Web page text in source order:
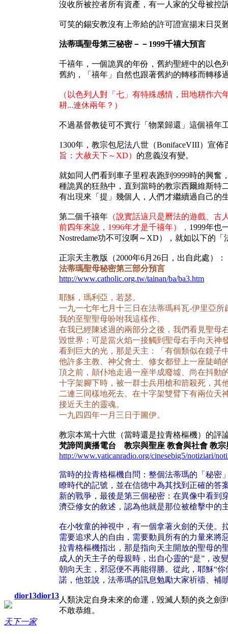
dior13dior13
天下一家
沒收所被控者所有資產，有一人家的父母被控
可笑的錫安教沒有上帝給的許可證宣揚末日災
法蒂瑪聖母第三秘密－－1999千禧大預言
千禧年，一個詭異的年份，舊約聖經中的以色
舊約，「禧年」自然也跟著舊約的轉移而轉移
（以色列人對「七」有特殊感情，田地耕作
耕...連休兩年？）
不過基督教徒可不實行「物業歸還」這個禧年
1300年，教宗包尼法八世（BonifaceVIII）宣
旨：大赦天下～XD） 的意義沒有變。
就如同人們看到車子里程表跑到9999時的興
種詭異的狂熱中，直到當時的教宗西爾維斯特
有出現來「提」幾個人，人們才繼續過自己的
第二個千禧年 （說實話這只是曆法的遊戲、
前四年來說，1996年才是千禧年）， 1999年也
Nostredame功不可沒啊～XD），就如以下的
正宗天主教版（2000年6月26日，出自此處）：
法蒂瑪聖母秘密第三部分預言
http://www.catholic.org.tw/tainan/ba/ba3.htm
耶穌，瑪利亞，若瑟。
一九一七年七月十三日在法蒂瑪科瓦-伊里亞
我的至聖聖母吩咐我這樣作。
在我已經陳述過的兩部分之後，我們看見聖母
毀世界；可是當火焰一接觸到聖母右手向天神
看到巨大的光，那是天主：「有個類似在鏡子
他許多主教、神父會士、修女都登上一座陡峭
頂之前，顛仆地走過一座半成廢墟、尚在抖動
十字架腳下時，被一群士兵用槍和箭殺死，其
二連三同樣地死去。在十字架雙臂下有兩位天
接近天主的靈魂。
一九四四年一月三日于圖伊。
教宗本篤十六世（當時還是拉青格樞機）的評
梵諦岡廣播電台 教宗與聖座 教會與社會 教宗
http://www.vaticanradio.org/cinesebig5/notiziari/
當時的拉青格樞機自問：整個法蒂瑪的「秘密
瞭時代的記號，並在信德中為其找到正確的答
新的戰爭，最後是第三個秘密：在異像中看到
濟亞修女的敘述，認為他就是那位被槍擊中的
在小牧童的神視中，有一個拿著火劍的天使。
需要追求人的自由，需要動員所有的力量來將
拉青格樞機指出，那是指向天主開放的聖母的
成人的天主子的母親時，出自心靈的“是”，
朝向天主，邪惡便不再能得勝。從此，耶穌“
諾，他並說，法蒂瑪的訊息勉勵大家祈禱、補
人類決定自身未來的命運，毀滅人類的炎之劍
不敢恭維。